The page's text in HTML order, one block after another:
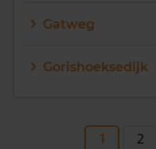
Gatweg
Gorishoeksedijk
1 2